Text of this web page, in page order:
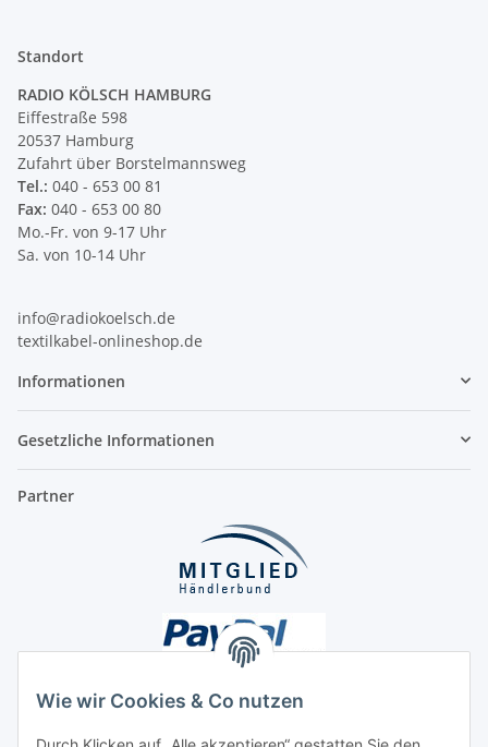
Wie wir Cookies & Co nutzen
Standort
RADIO KÖLSCH HAMBURG
Eiffestraße 598
20537 Hamburg
Zufahrt über Borstelmannsweg
Tel.: 040 - 653 00 81
Fax: 040 - 653 00 80
Mo.-Fr. von 9-17 Uhr
Sa. von 10-14 Uhr
info@radiokoelsch.de
textilkabel-onlineshop.de
Informationen
Gesetzliche Informationen
Partner